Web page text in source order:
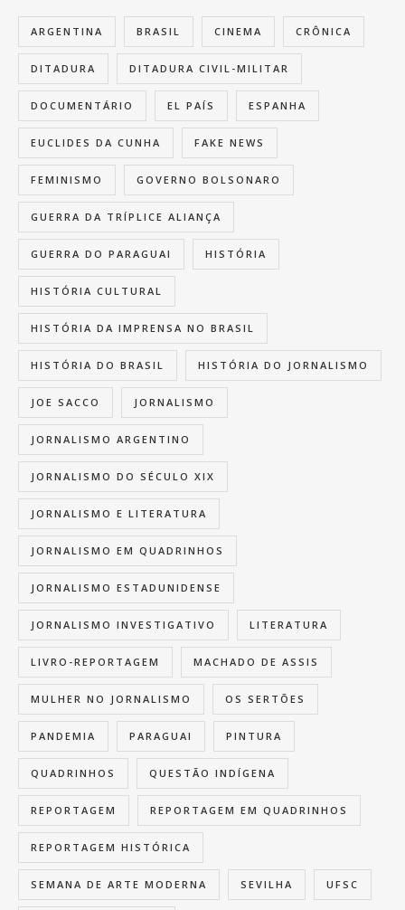
ARGENTINA BRASIL CINEMA CRÔNICA
DITADURA DITADURA CIVIL-MILITAR
DOCUMENTÁRIO EL PAÍS ESPANHA
EUCLIDES DA CUNHA FAKE NEWS
FEMINISMO GOVERNO BOLSONARO
GUERRA DA TRÍPLICE ALIANÇA
GUERRA DO PARAGUAI HISTÓRIA
HISTÓRIA CULTURAL
HISTÓRIA DA IMPRENSA NO BRASIL
HISTÓRIA DO BRASIL HISTÓRIA DO JORNALISMO
JOE SACCO JORNALISMO
JORNALISMO ARGENTINO
JORNALISMO DO SÉCULO XIX
JORNALISMO E LITERATURA
JORNALISMO EM QUADRINHOS
JORNALISMO ESTADUNIDENSE
JORNALISMO INVESTIGATIVO LITERATURA
LIVRO-REPORTAGEM MACHADO DE ASSIS
MULHER NO JORNALISMO OS SERTÕES
PANDEMIA PARAGUAI PINTURA
QUADRINHOS QUESTÃO INDÍGENA
REPORTAGEM REPORTAGEM EM QUADRINHOS
REPORTAGEM HISTÓRICA
SEMANA DE ARTE MODERNA SEVILHA UFSC